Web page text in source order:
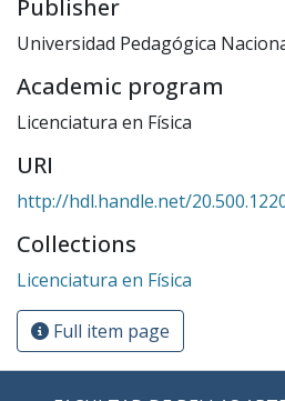
Publisher
Universidad Pedagógica
Academic program
Licenciatura en Física
URI
http://hdl.handle.net/
Collections
Licenciatura en Física
Full item page